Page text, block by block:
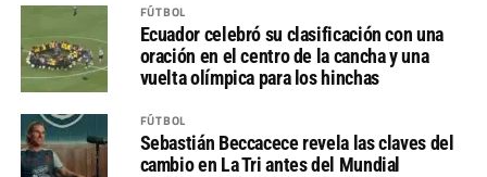
FÚTBOL
Ecuador celebró su clasificación con una
oración en el centro de la cancha y una
vuelta olímpica para los hinchas
FÚTBOL
Sebastián Beccacece revela las claves del
cambio en La Tri antes del Mundial